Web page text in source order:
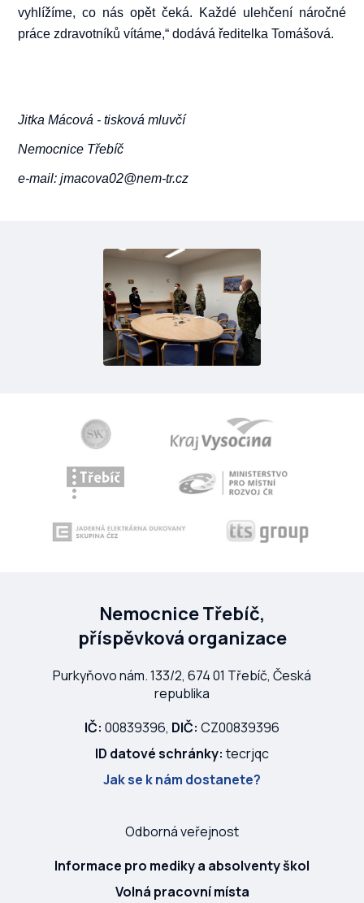
vyhlížíme, co nás opět čeká. Každé ulehčení náročné
práce zdravotníků vítáme,“ dodává ředitelka Tomášová.
Jitka Mácová - tisková mluvčí
Nemocnice Třebíč
e-mail: jmacova02@nem-tr.cz
Nemocnice Třebíč,
příspěvková organizace
Purkyňovo nám. 133/2, 674 01 Třebíč, Česká
republika
IČ: 00839396, DIČ: CZ00839396
ID datové schránky: tecrjqc
Jak se k nám dostanete?
Odborná veřejnost
Informace pro mediky a absolventy škol
Volná pracovní místa